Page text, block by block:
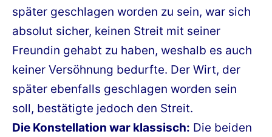
später geschlagen worden zu sein, war sich
absolut sicher, keinen Streit mit seiner
Freundin gehabt zu haben, weshalb es auch
keiner Versöhnung bedurfte. Der Wirt, der
später ebenfalls geschlagen worden sein
soll, bestätigte jedoch den Streit.
Die Konstellation war klassisch: Die beiden